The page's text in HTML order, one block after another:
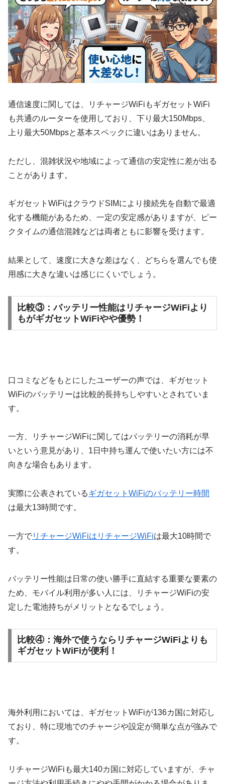
通信速度に関しては、リチャージWiFiもギガセットWiFi
も共通のルーターを使用しており、下り最大150Mbps、
上り最大50Mbpsと基本スペックに違いはありません。
ただし、混雑状況や地域によって通信の安定性に差が出る
ことがあります。
ギガセットWiFiはクラウドSIMにより接続先を自動で最適
化する機能があるため、一定の安定感がありますが、ピー
クタイムの通信混雑などは両者ともに影響を受けます。
結果として、速度に大きな差はなく、どちらを選んでも使
用感に大きな違いは感じにくいでしょう。
比較③：バッテリー性能はリチャージWiFiより
もがギガセットWiFiやや優勢！
口コミなどをもとにしたユーザーの声では、ギガセット
WiFiのバッテリーは比較的長持ちしやすいとされていま
す。
一方、リチャージWiFiに関してはバッテリーの消耗が早
いという意見があり、1日中持ち運んで使いたい方には不
向きな場合もあります。
実際に公表されているギガセットWiFiのバッテリー時間
は最大13時間です。
一方でリチャージWiFiはリチャージWiFiは最大10時間で
す。
バッテリー性能は日常の使い勝手に直結する重要な要素の
ため、モバイル利用が多い人には、リチャージWiFiの安
定した電池持ちがメリットとなるでしょう。
比較④：海外で使うならリチャージWiFiよりも
ギガセットWiFiが便利！
海外利用においては、ギガセットWiFiが136カ国に対応し
ており、特に現地でのチャージや設定が簡単な点が強みで
す。
リチャージWiFiも最大140カ国に対応していますが、チャ